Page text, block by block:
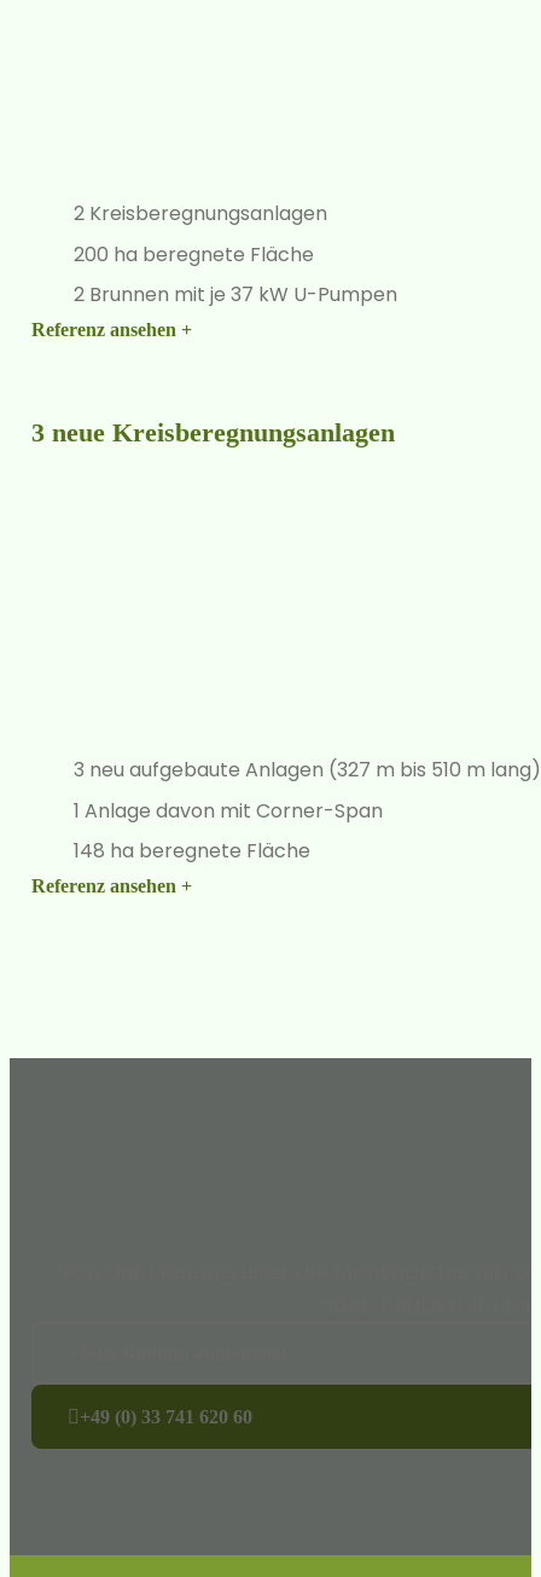
2 Kreisberegnungsanlagen
200 ha beregnete Fläche
2 Brunnen mit je 37 kW U-Pumpen
Referenz ansehen +
3 neue Kreisberegnungsanlagen
3 neu aufgebaute Anlagen (327 m bis 510 m lang)
1 Anlage davon mit Corner-Span
148 ha beregnete Fläche
Referenz ansehen +
+49 (0) 33 741 620 60